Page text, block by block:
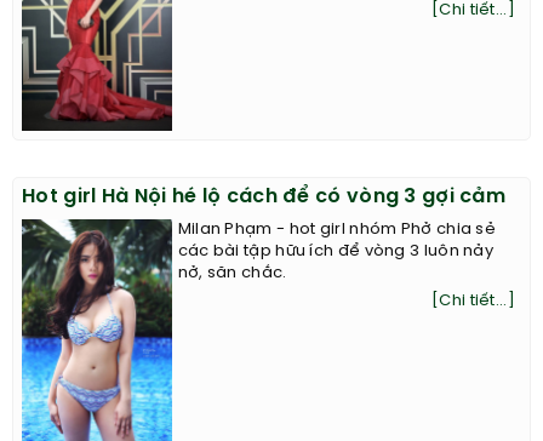
[Chi tiết...]
Hot girl Hà Nội hé lộ cách để có vòng 3 gợi cảm
Milan Phạm - hot girl nhóm Phở chia sẻ
các bài tập hữu ích để vòng 3 luôn nảy
nở, săn chắc.
[Chi tiết...]